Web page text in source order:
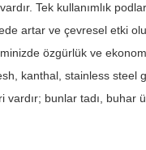
Tek kullanımlık
artar ve çevresel etki
özgürlük ve
kanthal, stainless steel
vardır; bunlar tadı, buhar